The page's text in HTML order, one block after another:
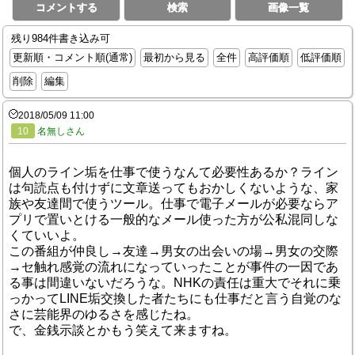
コメントする 検索 画像一覧
残り984件書き込み可
更新順・コメント順(通常)
最初から見る 全件 高評価順
低評価順
削除
編集
2018/05/09 11:00
10
名無しさん
個人のライン垢を仕事で使うなんて必要性あるか？ライン
は句読点も付けずに文章送ってもおかしくないような、家
族や友達間で使うツール。仕事で電子メールが必要ならア
プリで置いとける一般的なメール使った方が公私混同しな
くていいよ。
この番組が仲良し→友達→男女の出会いの場→男女の交際
→セ触れ感覚の流れになっていったことが事件の一因であ
る事は間違いないだろうな。NHKの責任は重大でそれに乗
っかってLINE垢交換した者たちにも仕事だと言う自覚のな
さに芸能界のゆるさを感じたね。
で、金銭示談とかもう笑えて来ますね。